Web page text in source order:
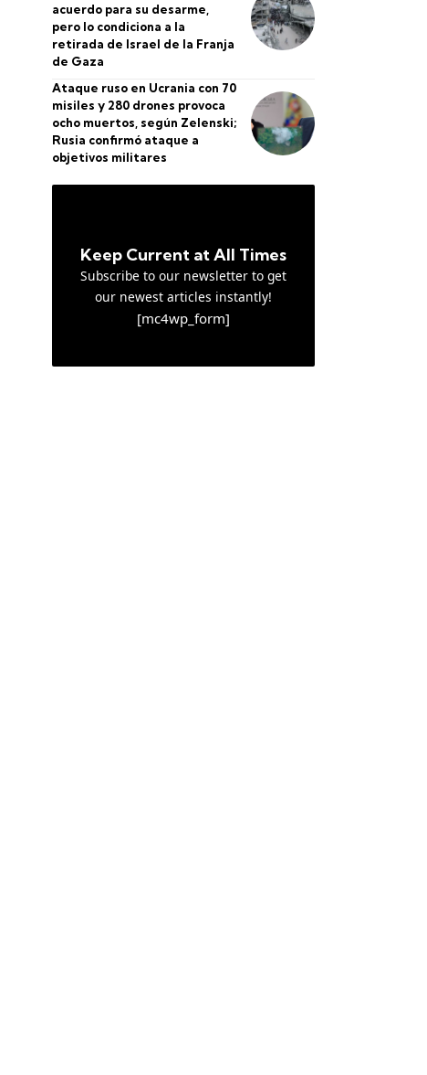
acuerdo para su desarme,
pero lo condiciona a la
retirada de Israel de la Franja
de Gaza
Ataque ruso en Ucrania con 70
misiles y 280 drones provoca
ocho muertos, según Zelenski;
Rusia confirmó ataque a
objetivos militares
Keep Current at All Times
Subscribe to our newsletter to get
our newest articles instantly!
[mc4wp_form]